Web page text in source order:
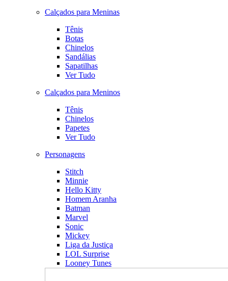
Calçados para Meninas
Tênis
Botas
Chinelos
Sandálias
Sapatilhas
Ver Tudo
Calçados para Meninos
Tênis
Chinelos
Papetes
Ver Tudo
Personagens
Stitch
Minnie
Hello Kitty
Homem Aranha
Batman
Marvel
Sonic
Mickey
Liga da Justiça
LOL Surprise
Looney Tunes